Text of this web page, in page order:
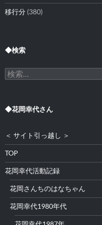
移行分 (380)
◆検索
検
索:
◆花岡幸代さん
＜ サイト引っ越し ＞
TOP
花岡幸代活動記録
花岡さんちのはなちゃん
花岡幸代1980年代